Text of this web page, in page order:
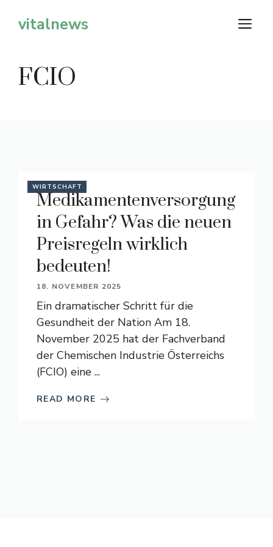
Inhaltvitalnews
FCIO
WIRTSCHAFT
Medikamentenversorgung
in Gefahr? Was die neuen
Preisregeln wirklich
bedeuten!
18. NOVEMBER 2025
Ein dramatischer Schritt für die
Gesundheit der Nation Am 18.
November 2025 hat der Fachverband
der Chemischen Industrie Österreichs
(FCIO) eine ...
READ MORE